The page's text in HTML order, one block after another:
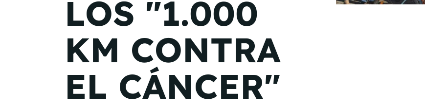
LOS "1.000
KM CONTRA
EL CÁNCER"